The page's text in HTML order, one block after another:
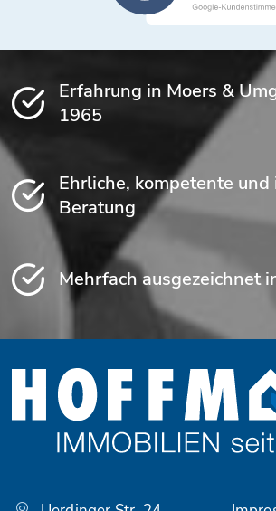
Erfahrung in Moers &
1965
Ehrliche, kompetente
Beratung
Mehrfach ausgezeichnet